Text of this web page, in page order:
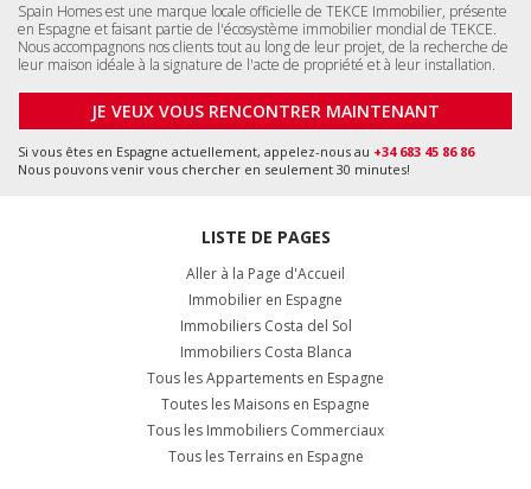
Spain Homes est une marque locale officielle de TEKCE Immobilier, présente
en Espagne et faisant partie de l'écosystème immobilier mondial de TEKCE.
Nous accompagnons nos clients tout au long de leur projet, de la recherche de
leur maison idéale à la signature de l'acte de propriété et à leur installation.
JE VEUX VOUS RENCONTRER MAINTENANT
Si vous êtes en Espagne actuellement, appelez-nous au +34 683 45 86 86
Nous pouvons venir vous chercher en seulement 30 minutes!
LISTE DE PAGES
Aller à la Page d'Accueil
Immobilier en Espagne
Immobiliers Costa del Sol
Immobiliers Costa Blanca
Tous les Appartements en Espagne
Toutes les Maisons en Espagne
Tous les Immobiliers Commerciaux
Tous les Terrains en Espagne